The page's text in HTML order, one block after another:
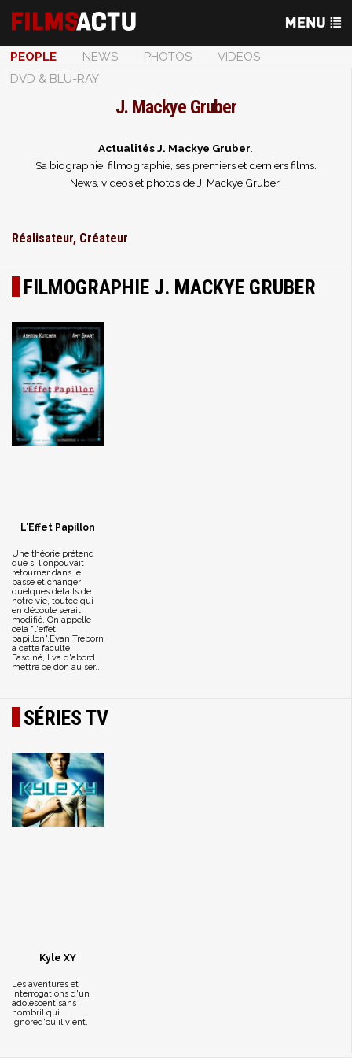
PEOPLE NEWS PHOTOS
VIDÉOS
DVD & BLU-RAY
J. Mackye Gruber
Actualités J. Mackye Gruber
Sa biographie, filmographie, ses premiers et derniers films.
News, vidéos et photos de J. Mackye Gruber.
Réalisateur, Créateur
FILMOGRAPHIE J. MACKYE GRUBER
L'Effet Papillon
Une théorie prétend
que si l'onpouvait
retourner dans le
passé et changer
quelques détails de
notre vie, toutce qui
en découle serait
modifié. On appelle
cela "l'effet
papillon".Evan Treborn
a cette faculté.
Fasciné,il va d'abord
mettre ce don au ser...
SÉRIES TV
Kyle XY
Les aventures et
interrogations d'un
adolescent sans
nombril qui
ignored'où il vient.